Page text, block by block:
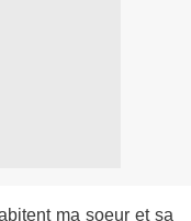
ma soeur et sa